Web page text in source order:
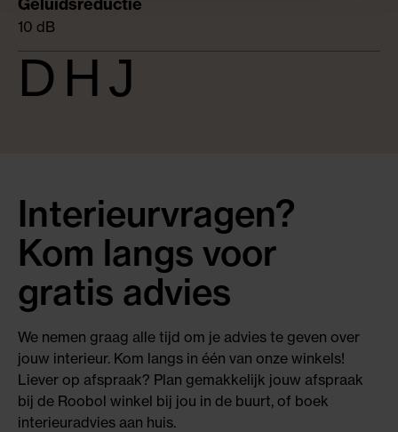
10 dB
DHJ
Interieurvragen?
Kom langs voor
gratis advies
We nemen graag alle tijd om je advies te geven over
jouw interieur. Kom langs in één van onze winkels!
Liever op afspraak? Plan gemakkelijk jouw afspraak
bij de Roobol winkel bij jou in de buurt, of boek
interieuradvies aan huis.